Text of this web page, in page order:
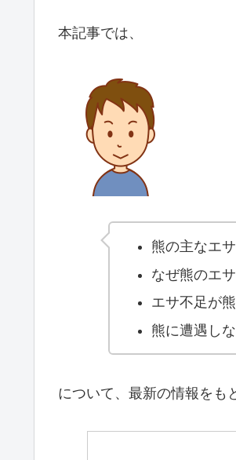
本記事では、
熊の主なエ
なぜ熊のエ
エサ不足が
熊に遭遇し
について、最新の情報をも